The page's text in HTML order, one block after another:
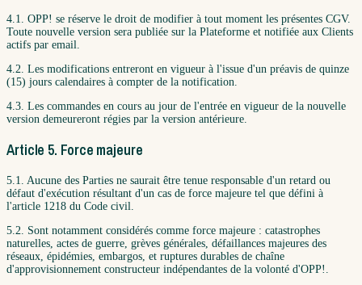
4.1. OPP! se réserve le droit de modifier à tout moment les présentes CGV.
Toute nouvelle version sera publiée sur la Plateforme et notifiée aux Clients
actifs par email.
4.2. Les modifications entreront en vigueur à l'issue d'un préavis de quinze
(15) jours calendaires à compter de la notification.
4.3. Les commandes en cours au jour de l'entrée en vigueur de la nouvelle
version demeureront régies par la version antérieure.
Article 5. Force majeure
5.1. Aucune des Parties ne saurait être tenue responsable d'un retard ou
défaut d'exécution résultant d'un cas de force majeure tel que défini à
l'article 1218 du Code civil.
5.2. Sont notamment considérés comme force majeure : catastrophes
naturelles, actes de guerre, grèves générales, défaillances majeures des
réseaux, épidémies, embargos, et ruptures durables de chaîne
d'approvisionnement constructeur indépendantes de la volonté d'OPP!.